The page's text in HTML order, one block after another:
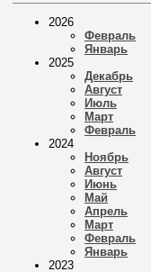
2026
Февраль
Январь
2025
Декабрь
Август
Июль
Март
Февраль
2024
Ноябрь
Август
Июнь
Май
Апрель
Март
Февраль
Январь
2023